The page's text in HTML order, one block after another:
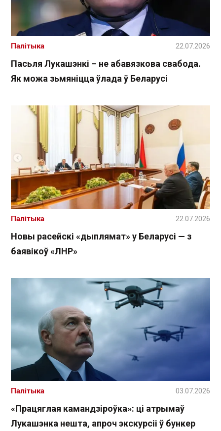
Пасьля Лукашэнкі – не абавязкова свабода.
Як можа зьмяніцца ўлада ў Беларусі
Палітыка 22.07.2026
Новы расейскі «дыплямат» у Беларусі — з
баявікоў «ЛНР»
Палітыка 22.07.2026
«Працяглая камандзіроўка»: ці атрымаў
Лукашэнка нешта, апроч экскурсіі ў бункер
Палітыка 03.07.2026